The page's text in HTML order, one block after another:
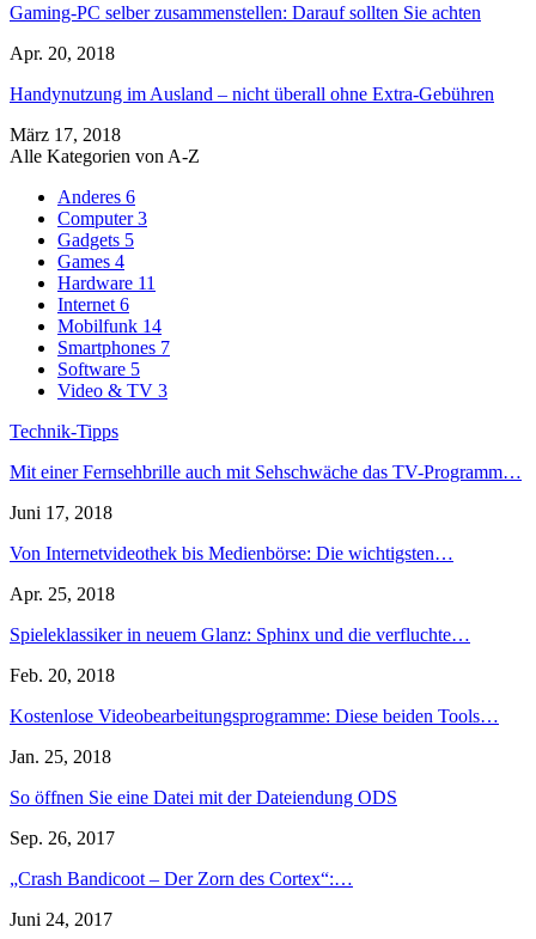
Gaming-PC selber zusammenstellen: Darauf sollten Sie achten
Apr. 20, 2018
Handynutzung im Ausland – nicht überall ohne Extra-Gebühren
März 17, 2018
Alle Kategorien von A-Z
Anderes 6
Computer3
Gadgets 5
Games 4
Hardware 11
Internet 6
Mobilfunk 14
Smartphones 7
Software 5
Video & TV 3
Technik-Tipps
Mit einer Fernsehbrille auch mit Sehschwäche das TV-Programm…
Juni 17, 2018
Von Internetvideothek bis Medienbörse: Die wichtigsten…
Apr. 25, 2018
Spieleklassiker in neuem Glanz: Sphinx und die verfluchte…
Feb. 20, 2018
Kostenlose Videobearbeitungsprogramme: Diese beiden Tools…
Jan. 25, 2018
So öffnen Sie eine Datei mit der Dateiendung ODS
Sep. 26, 2017
„Crash Bandicoot – Der Zorn des Cortex“:…
Juni 24, 2017